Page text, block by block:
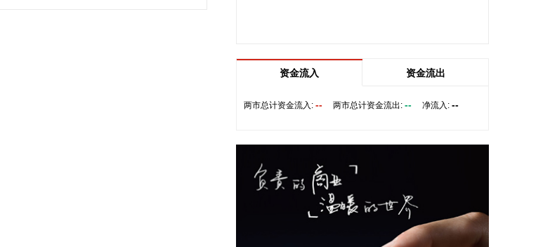
总统泽连斯基当天表示，美国已与乌克兰达成协议，
连斯基同时表示，仅靠这项供应无法完全弥补乌克兰
据“星光股份”公众号消息，近日，星光股份成功中标
龙星控股总部泛光工程项目。
2026-08-08 18:10:12
“金科股份”公众号消息，2026年8月，金科地产集团
资金流入 资金流出
两市总计资金流入: -- 两市总计资金流出: -- 净流入: --